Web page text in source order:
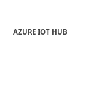
AZURE IOT HUB